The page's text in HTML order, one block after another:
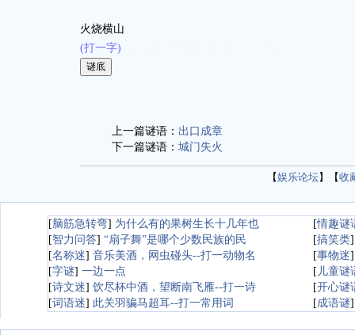
火烧横山
(打一字)
上一篇谜语： 出口成章
下一篇谜语： 城门失火
【娱乐论坛】【收
[脑筋急转弯] 为什么有的果树生长十几年也 [情趣谜
[智力问答] “扇子舞”是哪个少数民族的民 [搞笑类
[名称迷] 音乐美酒，网虫碰头--打一动物名 [事物迷
[字谜] 一边一点 [ 儿童谜
[诗文迷] 饮尽杯中酒，望断南飞雁--打一诗 [开心谜
[词语迷] 此关羽骗马超耳--打一常用词 [成语谜